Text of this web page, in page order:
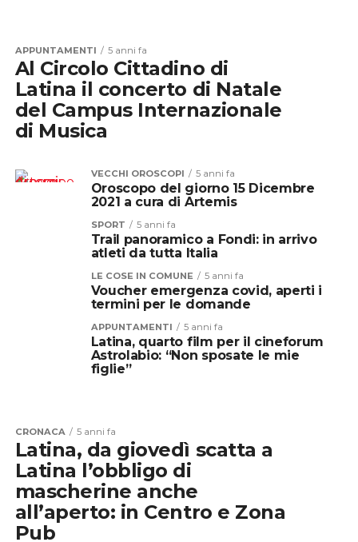
APPUNTAMENTI 5 anni fa
Al Circolo Cittadino di
Latina il concerto di Natale
del Campus Internazionale
di Musica
VECCHI OROSCOPI 5 anni fa
Oroscopo del giorno 15 Dicembre
2021 a cura di Artemis
SPORT 5 anni fa
Trail panoramico a Fondi: in arrivo
atleti da tutta Italia
LE COSE IN COMUNE 5 anni fa
Voucher emergenza covid, aperti i
termini per le domande
APPUNTAMENTI 5 anni fa
Latina, quarto film per il cineforum
Astrolabio: “Non sposate le mie
figlie”
CRONACA 5 anni fa
Latina, da giovedì scatta a
Latina l’obbligo di
mascherine anche
all’aperto: in Centro e Zona
Pub